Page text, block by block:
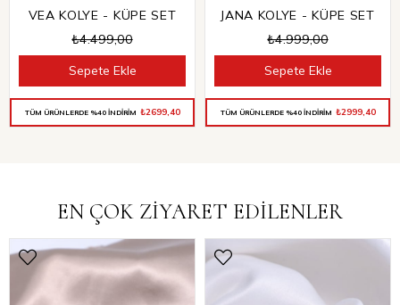
VEA KOLYE - KÜPE SET
₺4.499,00
Sepete Ekle
TÜM ÜRÜNLERDE %40 İNDİRİM ₺2699,40
JANA KOLYE - KÜPE SET
₺4.999,00
Sepete Ekle
TÜM ÜRÜNLERDE %40 İNDİRİM ₺2999,40
EN ÇOK ZİYARET EDİLENLER